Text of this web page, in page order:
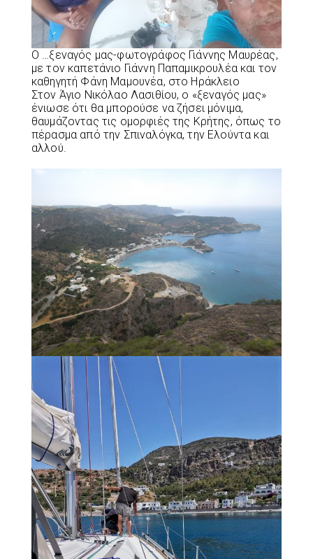
O …ξεναγός μας-φωτογράφος Γιάννης Μαυρέας,
με τον καπετάνιο Γιάννη Παπαμικρουλέα και τον
καθηγητή Φάνη Μαμουνέα, στο Ηράκλειο
Στον Άγιο Νικόλαο Λασιθίου, ο «ξεναγός μας»
ένιωσε ότι θα μπορούσε να ζήσει μόνιμα,
θαυμάζοντας τις ομορφιές της Κρήτης, όπως το
πέρασμα από την Σπιναλόγκα, την Ελούντα και
αλλού.